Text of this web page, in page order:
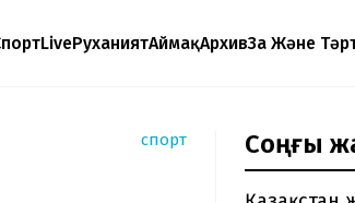
LiveРуханиятАймақАрхивЗаң Және
спорт Соңғы